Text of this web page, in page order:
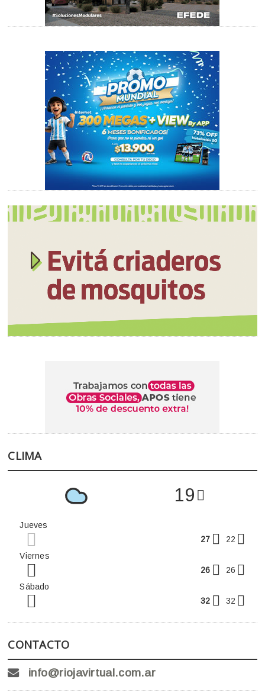
CLIMA
19
Jueves
22
27
Viernes
26
26
Sábado
32
32
CONTACTO
info@riojavirtual.com.ar